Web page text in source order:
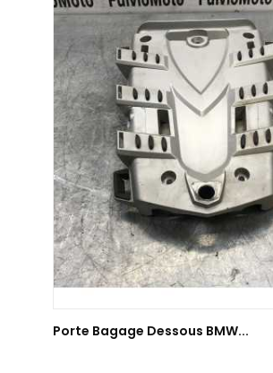
Porte Bagage Dessous BMW...